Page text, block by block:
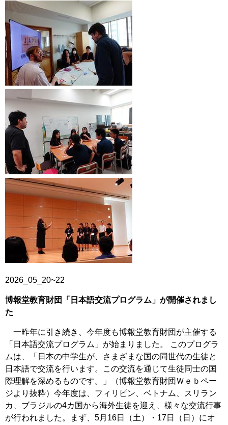
2026_05_20~22
博報堂教育財団「日本語交流プログラム」が開催されまし
た
一昨年に引き続き、今年度も博報堂教育財団が主催する
「日本語交流プログラム」が始まりました。 このプログラ
ムは、「日本の中学生が、さまざまな国の同世代の生徒と
日本語で交流を行います。この交流を通じて生徒同士の国
際理解を深めるものです。」（博報堂教育財団Ｗｅｂペー
ジより抜粋）今年度は、フィリピン、ベトナム、スリラン
カ、ブラジルの4カ国から海外生徒を迎え、様々な交流行事
が行われました。まず、5月16日（土）・17日（日）にオ